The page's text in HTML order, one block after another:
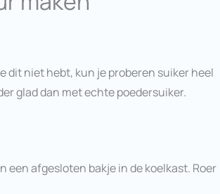
dit niet hebt, kun je proberen suiker heel
glad dan met echte poedersuiker.
een afgesloten bakje in de koelkast. Roer